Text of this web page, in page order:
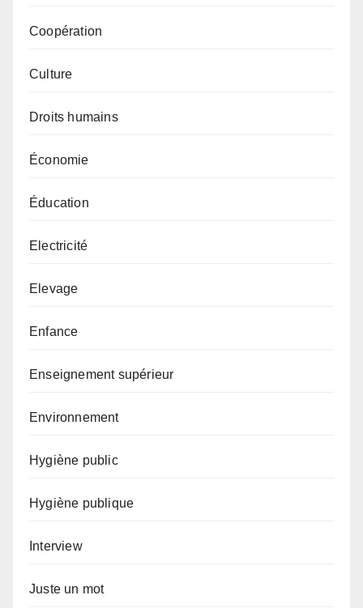
Coopération
Culture
Droits humains
Économie
Éducation
Electricité
Elevage
Enfance
Enseignement supérieur
Environnement
Hygiène public
Hygiène publique
Interview
Juste un mot